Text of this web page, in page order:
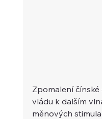
Zpomalení
vládu k dalším
měnových